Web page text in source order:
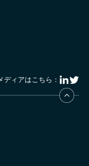
ディアはこちら：